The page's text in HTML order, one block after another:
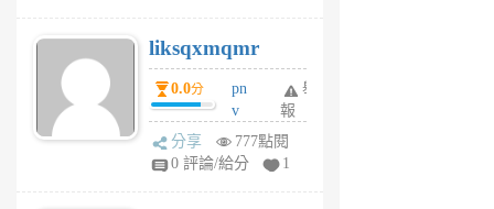
6
個
月
前
liksqxmqmr
0.0分
pn
v
wt
sv
舉
報
分享
777點閱
0 評論/給分
1